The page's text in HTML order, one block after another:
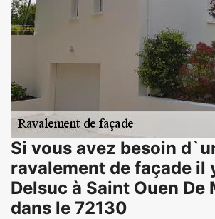
Si vous avez besoin
ravalement de façade il
Delsuc à Saint Ouen De
dans le 72130